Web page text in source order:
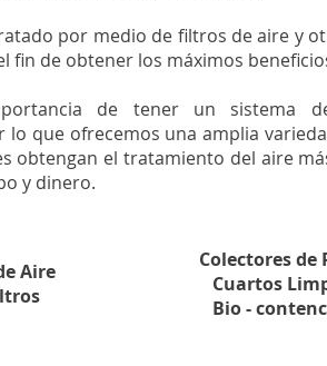
por medio de filtros de aire y
fin de obtener los máximos
de tener un sistema
lo que ofrecemos una amplia
obtengan el tratamiento del aire
y dinero.
Aire
Colectores de
Cuartos
Bio -